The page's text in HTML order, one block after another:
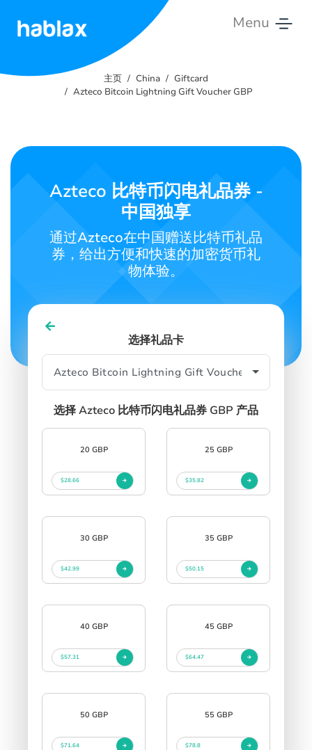
Menu
务
中文
SIGN IN
主页 China
Giftcard
Azteco Bitcoin Lightning Gift Voucher GBP
Azteco 比特币闪电礼品券 -
中国独享
通过Azteco在中国赠送比特币礼品
券，给出方便和快速的加密货币礼
物体验。
选择礼品卡
选择 Azteco 比特币闪电礼品券 GBP 产品
20 GBP
$28.66
25 GBP
$35.82
30 GBP
$42.99
35 GBP
$50.15
40 GBP
$57.31
45 GBP
$64.47
50 GBP
$71.64
55 GBP
$78.8